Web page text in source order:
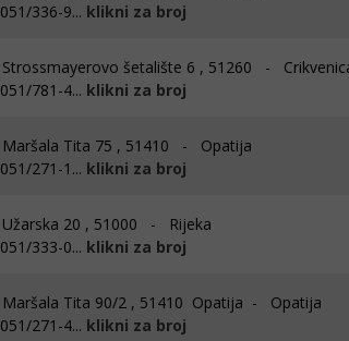
051/336-9... klikni za broj
Strossmayerovo šetalište 6 , 51260 -
051/781-4... klikni za broj
Maršala Tita 75 , 51410 - Opatija
051/271-1... klikni za broj
Užarska 20 , 51000 - Rijeka
051/333-0... klikni za broj
Maršala Tita 90/2 , 51410 Opatija - Opatija
051/271-4... klikni za broj